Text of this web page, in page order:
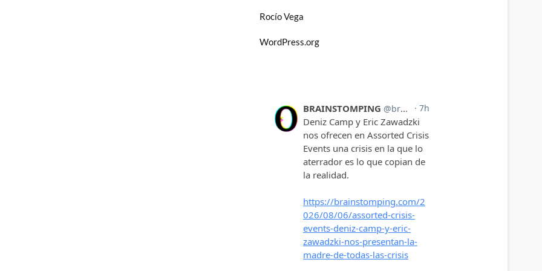
Rocío Vega
WordPress.org